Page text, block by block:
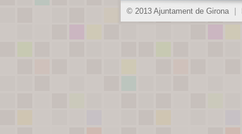
© 2013 Ajuntament de Girona